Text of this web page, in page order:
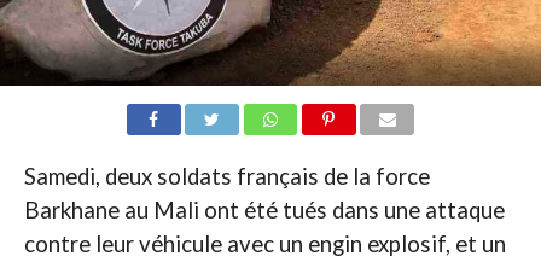
Samedi, deux soldats français de la force
Barkhane au Mali ont été tués dans une attaque
contre leur véhicule avec un engin explosif, et un